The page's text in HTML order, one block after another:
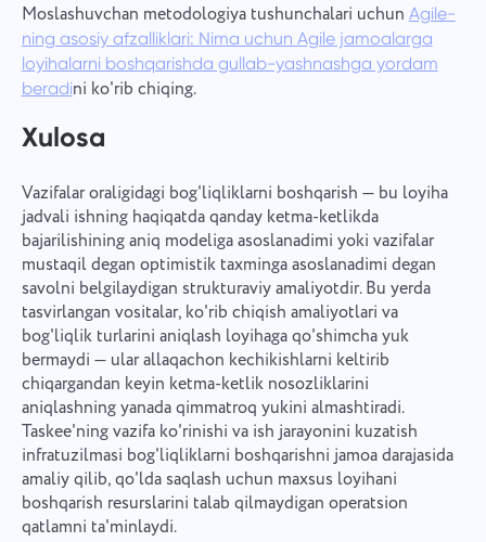
Moslashuvchan metodologiya tushunchalari uchunAgile-
ning asosiy afzalliklari: Nima uchun Agile jamoalarga
loyihalarni boshqarishda gullab-yashnashga yordam
beradini ko'rib chiqing.
Xulosa
Vazifalar oraligidagi bog'liqliklarni boshqarish — bu loyiha
jadvali ishning haqiqatda qanday ketma-ketlikda
bajarilishining aniq modeliga asoslanadimi yoki vazifalar
mustaqil degan optimistik taxminga asoslanadimi degan
savolni belgilaydigan strukturaviy amaliyotdir. Bu yerda
tasvirlangan vositalar, ko'rib chiqish amaliyotlari va
bog'liqlik turlarini aniqlash loyihaga qo'shimcha yuk
bermaydi — ular allaqachon kechikishlarni keltirib
chiqargandan keyin ketma-ketlik nosozliklarini
aniqlashning yanada qimmatroq yukini almashtiradi.
Taskee'ning vazifa ko'rinishi va ish jarayonini kuzatish
infratuzilmasi bog'liqliklarni boshqarishni jamoa darajasida
amaliy qilib, qo'lda saqlash uchun maxsus loyihani
boshqarish resurslarini talab qilmaydigan operatsion
qatlamni ta'minlaydi.